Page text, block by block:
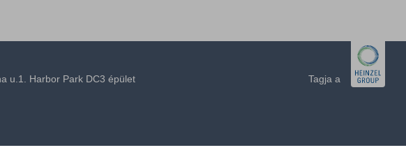
u.1. Harbor Park DC3 épület Tagja a